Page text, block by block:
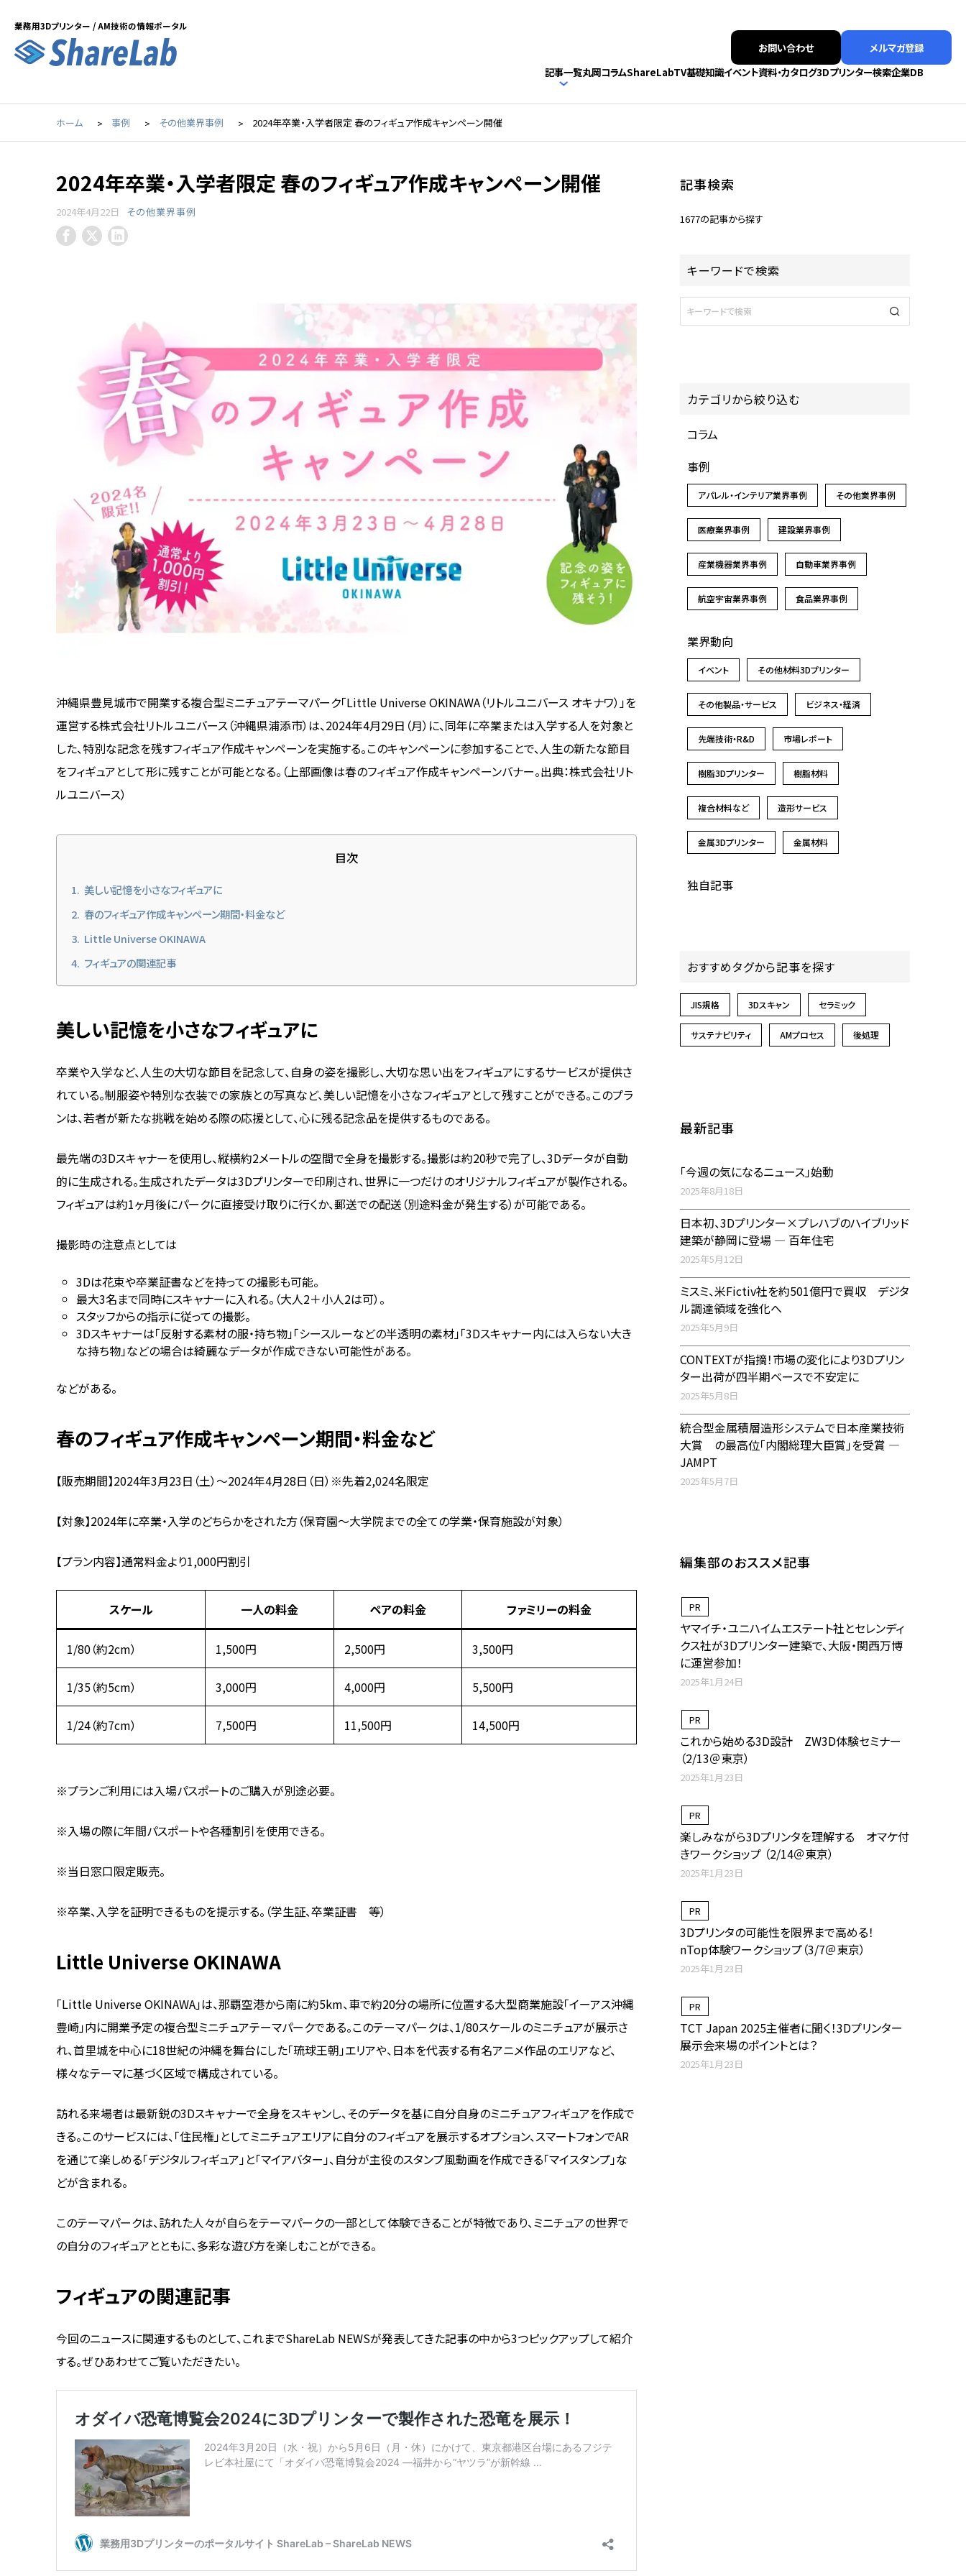
業務用3Dプリンター / AM技術の情報ポータル
お問い合わせ
メルマガ登録
記事一覧丸岡コラムShareLabTV基礎知識イベント資料・カタログ3Dプリンター検索企業DB
ホーム 事例 その他業界事例 2024年卒業・入学者限定 春のフィギュア作成キャンペーン開催
2024年卒業・入学者限定 春のフィギュア作成キャンペーン開催
2024年4月22日 その他業界事例
沖縄県豊見城市で開業する複合型ミニチュアテーマパーク「Little Universe OKINAWA（リトルユニバース オキナワ）」を
運営する株式会社リトルユニバース（沖縄県浦添市）は、2024年4月29日（月）に、同年に卒業または入学する人を対象と
した、特別な記念を残すフィギュア作成キャンペーンを実施する。このキャンペーンに参加することで、人生の新たな節目
をフィギュアとして形に残すことが可能となる。（上部画像は春のフィギュア作成キャンペーンバナー。出典：株式会社リト
ルユニバース）
目次
美しい記憶を小さなフィギュアに
春のフィギュア作成キャンペーン期間・料金など
Little Universe OKINAWA
フィギュアの関連記事
美しい記憶を小さなフィギュアに
卒業や入学など、人生の大切な節目を記念して、自身の姿を撮影し、大切な思い出をフィギュアにするサービスが提供さ
れている。制服姿や特別な衣装での家族との写真など、美しい記憶を小さなフィギュアとして残すことができる。このプラ
ンは、若者が新たな挑戦を始める際の応援として、心に残る記念品を提供するものである。
最先端の3Dスキャナーを使用し、縦横約2メートルの空間で全身を撮影する。撮影は約20秒で完了し、3Dデータが自動
的に生成される。生成されたデータは3Dプリンターで印刷され、世界に一つだけのオリジナルフィギュアが製作される。
フィギュアは約1ヶ月後にパークに直接受け取りに行くか、郵送での配送（別途料金が発生する）が可能である。
撮影時の注意点としては
3Dは花束や卒業証書などを持っての撮影も可能。
最大3名まで同時にスキャナーに入れる。（大人2＋小人2は可）。
スタッフからの指示に従っての撮影。
3Dスキャナーは「反射する素材の服・持ち物」「シースルーなどの半透明の素材」「3Dスキャナー内には入らない大き
な持ち物」などの場合は綺麗なデータが作成できない可能性がある。
などがある。
春のフィギュア作成キャンペーン期間・料金など
【販売期間】2024年3月23日（土）〜2024年4月28日（日）※先着2,024名限定
【対象】2024年に卒業・入学のどちらかをされた方（保育園〜大学院までの全ての学業・保育施設が対象）
【プラン内容】通常料金より1,000円割引
スケール 一人の料金 ペアの料金 ファミリーの料金
1/80（約2cm） 1,500円 2,500円 3,500円
1/35（約5cm） 3,000円 4,000円 5,500円
1/24（約7cm） 7,500円 11,500円 14,500円
※プランご利用には入場パスポートのご購入が別途必要。
※入場の際に年間パスポートや各種割引を使用できる。
※当日窓口限定販売。
※卒業、入学を証明できるものを提示する。（学生証、卒業証書 等）
Little Universe OKINAWA
「Little Universe OKINAWA」は、那覇空港から南に約5km、車で約20分の場所に位置する大型商業施設「イーアス沖縄
豊崎」内に開業予定の複合型ミニチュアテーマパークである。このテーマパークは、1/80スケールのミニチュアが展示さ
れ、首里城を中心に18世紀の沖縄を舞台にした「琉球王朝」エリアや、日本を代表する有名アニメ作品のエリアなど、
様々なテーマに基づく区域で構成されている。
訪れる来場者は最新鋭の3Dスキャナーで全身をスキャンし、そのデータを基に自分自身のミニチュアフィギュアを作成で
きる。このサービスには、「住民権」としてミニチュアエリアに自分のフィギュアを展示するオプション、スマートフォンでAR
を通じて楽しめる「デジタルフィギュア」と「マイアバター」、自分が主役のスタンプ風動画を作成できる「マイスタンプ」な
どが含まれる。
このテーマパークは、訪れた人々が自らをテーマパークの一部として体験できることが特徴であり、ミニチュアの世界で
の自分のフィギュアとともに、多彩な遊び方を楽しむことができる。
フィギュアの関連記事
今回のニュースに関連するものとして、これまでShareLab NEWSが発表してきた記事の中から3つピックアップして紹介
する。ぜひあわせてご覧いただきたい。
記事検索
1677の記事から探す
キーワードで検索
カテゴリから絞り込む
コラム
事例
アパレル・インテリア業界事例 その他業界事例
医療業界事例 建設業界事例
産業機器業界事例 自動車業界事例
航空宇宙業界事例 食品業界事例
業界動向
イベント その他材料3Dプリンター
その他製品・サービス ビジネス・経済
先端技術・R&D 市場レポート
樹脂3Dプリンター 樹脂材料
複合材料など 造形サービス
金属3Dプリンター 金属材料
独自記事
おすすめタグから記事を探す
JIS規格 3Dスキャン セラミック
サステナビリティ AMプロセス 後処理
最新記事
「今週の気になるニュース」始動
2025年8月18日
日本初、3Dプリンター×プレハブのハイブリッド
建築が静岡に登場 ― 百年住宅
2025年5月12日
ミスミ、米Fictiv社を約501億円で買収 デジタ
ル調達領域を強化へ
2025年5月9日
CONTEXTが指摘！市場の変化により3Dプリン
ター出荷が四半期ベースで不安定に
2025年5月8日
統合型金属積層造形システムで日本産業技術
大賞 の最高位「内閣総理大臣賞」を受賞 ―
JAMPT
2025年5月7日
編集部のおススメ記事
PR
ヤマイチ・ユニハイムエステート社とセレンディ
クス社が3Dプリンター建築で、大阪・関西万博
に運営参加！
2025年1月24日
PR
これから始める3D設計 ZW3D体験セミナー
（2/13＠東京）
2025年1月23日
PR
楽しみながら3Dプリンタを理解する オマケ付
きワークショップ （2/14＠東京）
2025年1月23日
PR
3Dプリンタの可能性を限界まで高める！
nTop体験ワークショップ（3/7＠東京）
2025年1月23日
PR
TCT Japan 2025主催者に聞く！3Dプリンター
展示会来場のポイントとは？
2025年1月23日